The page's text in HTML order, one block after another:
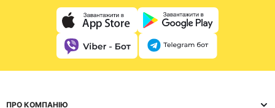
ПРО КОМПАНІЮ